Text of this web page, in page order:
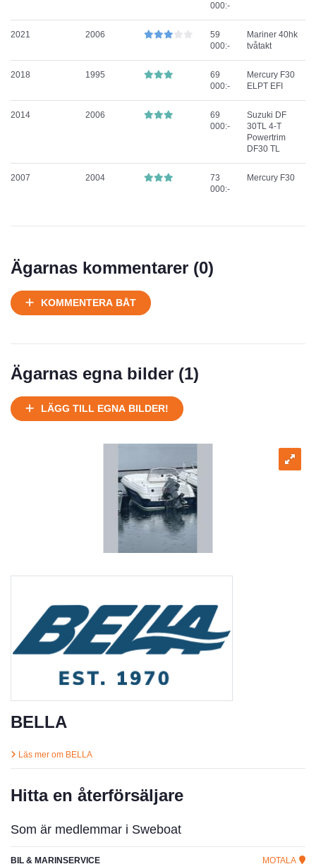
000:-
2021 2006
59
000:-
Mariner 40hk
tvåtakt
2018 1995
69
000:-
Mercury F30
ELPT EFI
2014 2006
69
000:-
Suzuki DF
30TL 4-T
Powertrim
DF30 TL
2007 2004
73
000:-
Mercury F30
Ägarnas kommentarer (0)
KOMMENTERA BÅT
Ägarnas egna bilder (1)
LÄGG TILL EGNA BILDER!
BELLA
Läs mer om BELLA
Hitta en återförsäljare
Som är medlemmar i Sweboat
BIL & MARINSERVICE MOTALA